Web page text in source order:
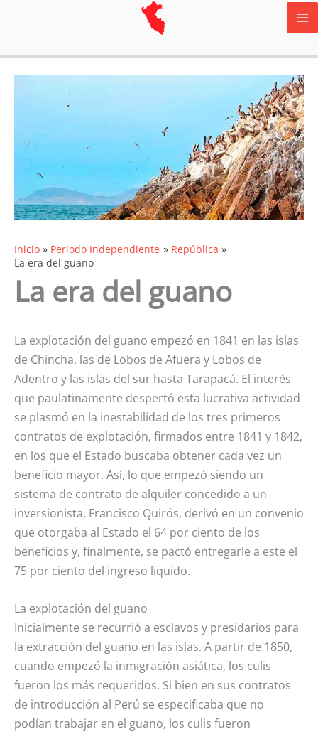
Inicio Periodo Independiente
República
La era del guano
La era del guano
La explotación del guano empezó en 1841 en las islas
de Chincha, las de Lobos de Afuera y Lobos de
Adentro y las islas del sur hasta Tarapacá. El interés
que paulatinamente despertó esta lucrativa actividad
se plasmó en la inestabilidad de los tres primeros
contratos de explotación, firmados entre 1841 y 1842,
en los que el Estado buscaba obtener cada vez un
beneficio mayor. Así, lo que empezó siendo un
sistema de contrato de alquiler concedido a un
inversionista, Francisco Quirós, derivó en un convenio
que otorgaba al Estado el 64 por ciento de los
beneficios y, finalmente, se pactó entregarle a este el
75 por ciento del ingreso liquido.
La explotación del guano
Inicialmente se recurrió a esclavos y presidarios para
la extracción del guano en las islas. A partir de 1850,
cuando empezó la inmigración asiática, los culis
fueron los más requeridos. Si bien en sus contratos
de introducción al Perú se especificaba que no
podían trabajar en el guano, los culis fueron